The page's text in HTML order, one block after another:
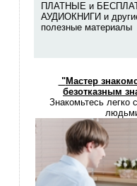
ПЛАТНЫЕ и
АУДИОКНИГИ и
полезные материалы
"Мастер
безотказным
Знакомьтесь легко